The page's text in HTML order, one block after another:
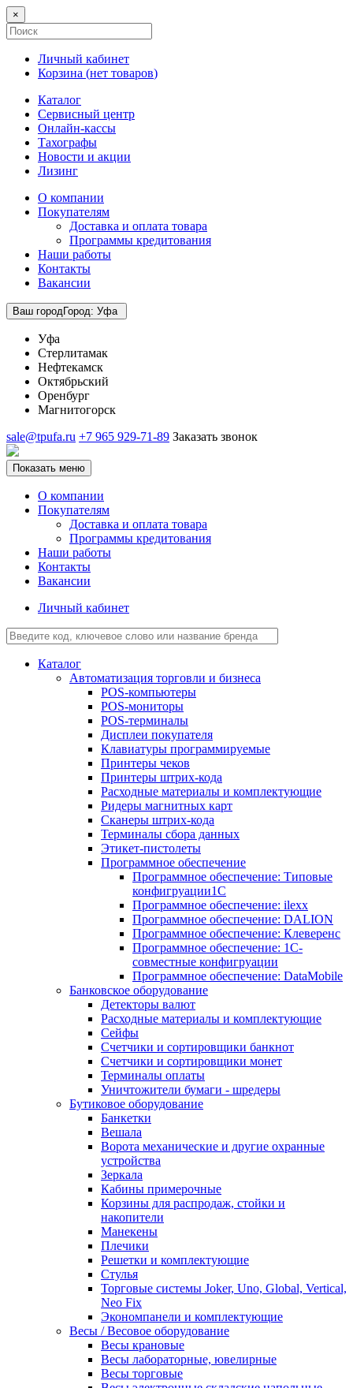
×
Личный кабинет
Корзина (нет товаров)
Каталог
Сервисный центр
Онлайн-кассы
Тахографы
Новости и акции
Лизинг
О компании
Покупателям
Доставка и оплата товара
Программы кредитования
Наши работы
Контакты
Вакансии
Ваш городГород: Уфа
Уфа
Стерлитамак
Нефтекамск
Октябрьский
Оренбург
Магнитогорск
sale@tpufa.ru +7 965 929-71-89 Заказать звонок
Показать меню
О компании
Покупателям
Доставка и оплата товара
Программы кредитования
Наши работы
Контакты
Вакансии
Личный кабинет
Каталог
Автоматизация торговли и бизнеса
POS-компьютеры
POS-мониторы
POS-терминалы
Дисплеи покупателя
Клавиатуры программируемые
Принтеры чеков
Принтеры штрих-кода
Расходные материалы и комплектующие
Ридеры магнитных карт
Сканеры штрих-кода
Терминалы сбора данных
Этикет-пистолеты
Программное обеспечение
Программное обеспечение: Типовые
конфигруации1С
Программное обеспечение: ilexx
Программное обеспечение: DALION
Программное обеспечение: Клеверенс
Программное обеспечение: 1С-
совместные конфигруации
Программное обеспечение: DataMobile
Банковское оборудование
Детекторы валют
Расходные материалы и комплектующие
Сейфы
Счетчики и сортировщики банкнот
Счетчики и сортировщики монет
Терминалы оплаты
Уничтожители бумаги - шредеры
Бутиковое оборудование
Банкетки
Вешала
Ворота механические и другие охранные
устройства
Зеркала
Кабины примерочные
Корзины для распродаж, стойки и
накопители
Манекены
Плечики
Решетки и комплектующие
Стулья
Торговые системы Joker, Uno, Global, Vertical,
Neo Fix
Экономпанели и комплектующие
Весы / Весовое оборудование
Весы крановые
Весы лабораторные, ювелирные
Весы торговые